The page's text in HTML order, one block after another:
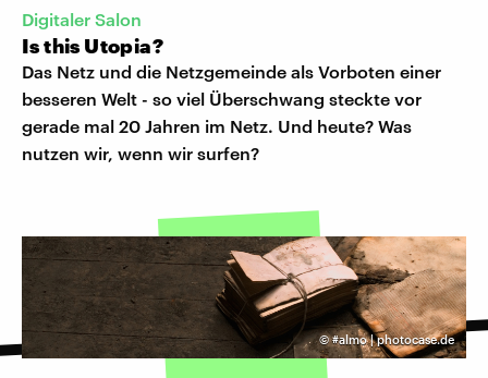
Digitaler Salon
Is this Utopia?
Das Netz und die Netzgemeinde als Vorboten einer
besseren Welt - so viel Überschwang steckte vor
gerade mal 20 Jahren im Netz. Und heute? Was
nutzen wir, wenn wir surfen?
©#almo | photocase.de